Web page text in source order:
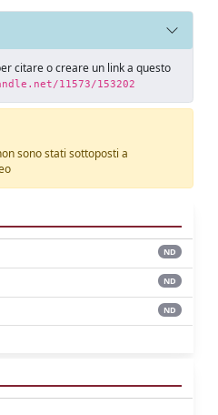
citare o creare un link a questo
11573/153202
sono stati sottoposti a
ND
ND
ND